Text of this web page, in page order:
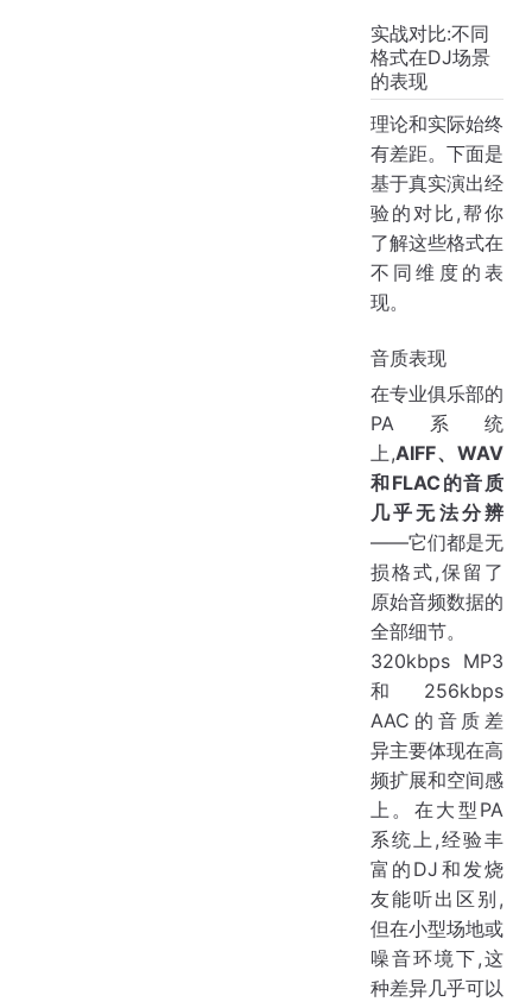
实战对比:不同
格式在DJ场景
的表现
理论和实际始终
有差距。下面是
基于真实演出经
验的对比,帮你
了解这些格式在
不同维度的表
现。
音质表现
在专业俱乐部的
PA系统
上,AIFF、WAV
和FLAC的音质
几乎无法分辨
——它们都是无
损格式,保留了
原始音频数据的
全部细节。
320kbps MP3
和256kbps
AAC的音质差
异主要体现在高
频扩展和空间感
上。在大型PA
系统上,经验丰
富的DJ和发烧
友能听出区别,
但在小型场地或
噪音环境下,这
种差异几乎可以